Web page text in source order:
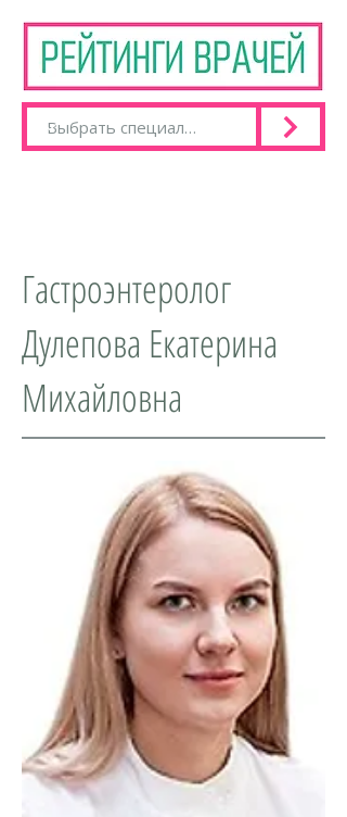
Гастроэнтеролог
Дулепова Екатерина
Михайловна